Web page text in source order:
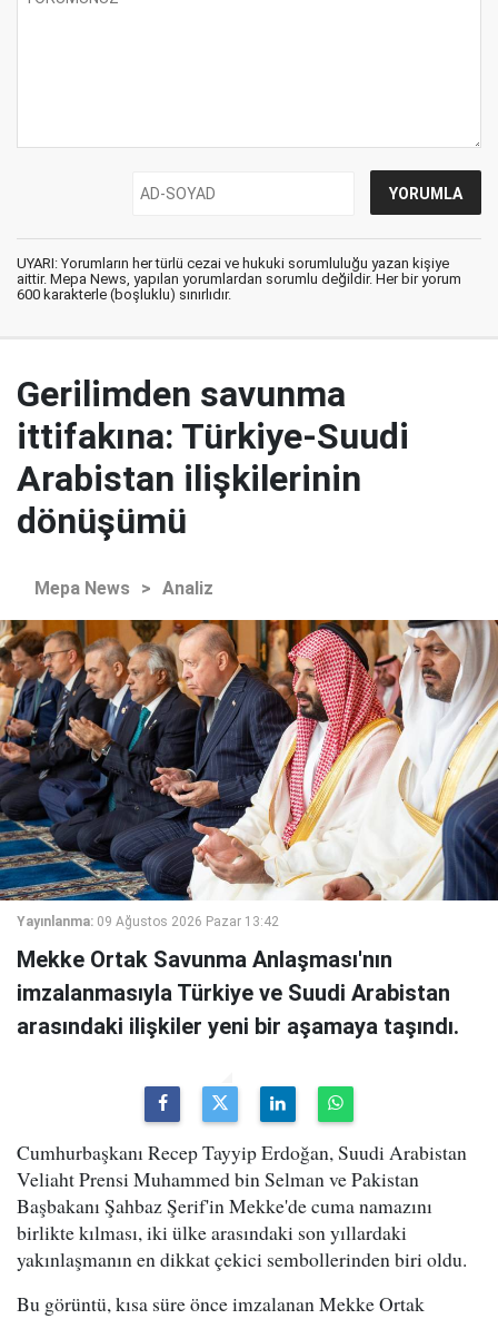
UYARI: Yorumların her türlü cezai ve hukuki sorumluluğu yazan kişiye
aittir. Mepa News, yapılan yorumlardan sorumlu değildir. Her bir yorum
600 karakterle (boşluklu) sınırlıdır.
Gerilimden savunma
ittifakına: Türkiye-Suudi
Arabistan ilişkilerinin
dönüşümü
Mepa News > Analiz
Yayınlanma: 09 Ağustos 2026 Pazar 13:42
Mekke Ortak Savunma Anlaşması'nın
imzalanmasıyla Türkiye ve Suudi Arabistan
arasındaki ilişkiler yeni bir aşamaya taşındı.
Cumhurbaşkanı Recep Tayyip Erdoğan, Suudi Arabistan
Veliaht Prensi Muhammed bin Selman ve Pakistan
Başbakanı Şahbaz Şerif'in Mekke'de cuma namazını
birlikte kılması, iki ülke arasındaki son yıllardaki
yakınlaşmanın en dikkat çekici sembollerinden biri oldu.
Bu görüntü, kısa süre önce imzalanan Mekke Ortak